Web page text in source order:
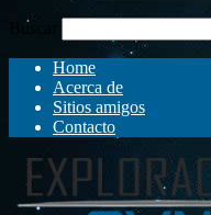
Buscar
Home
Acerca de
Sitios amigos
Contacto